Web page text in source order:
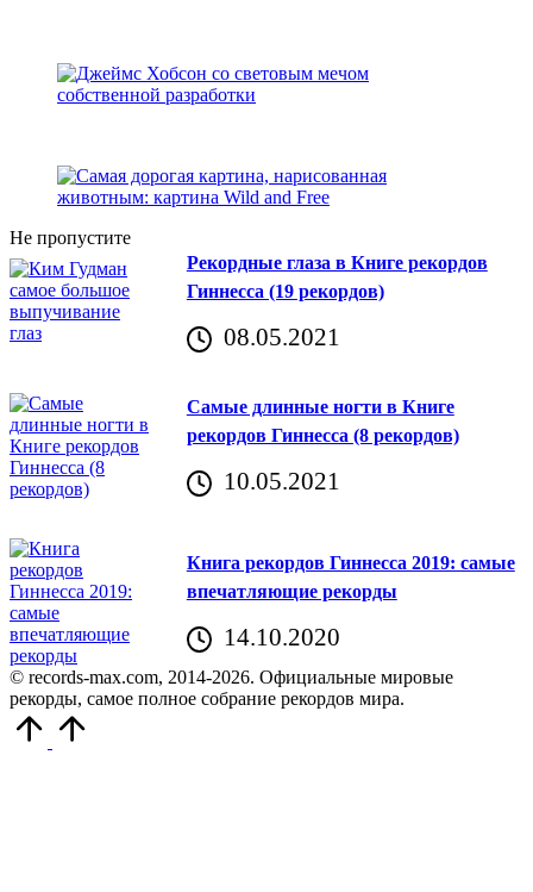
Не пропустите
Рекордные глаза в Книге рекордов
Гиннесса (19 рекордов)
08.05.2021
Самые длинные ногти в Книге
рекордов Гиннесса (8 рекордов)
10.05.2021
Книга рекордов Гиннесса 2019: самые
впечатляющие рекорды
14.10.2020
© records-max.com, 2014-2026. Официальные мировые
рекорды, самое полное собрание рекордов мира.